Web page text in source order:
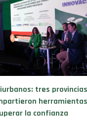
tres provincias
la confianza